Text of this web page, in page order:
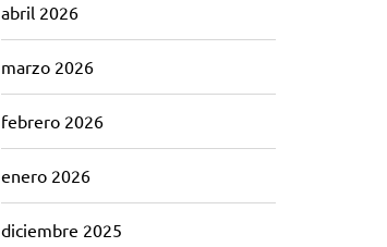
abril 2026
marzo 2026
febrero 2026
enero 2026
diciembre 2025